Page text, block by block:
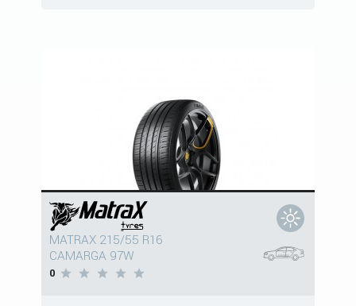
MATRAX 215/55 R16
CAMARGA 97W
0